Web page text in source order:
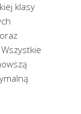
klasy